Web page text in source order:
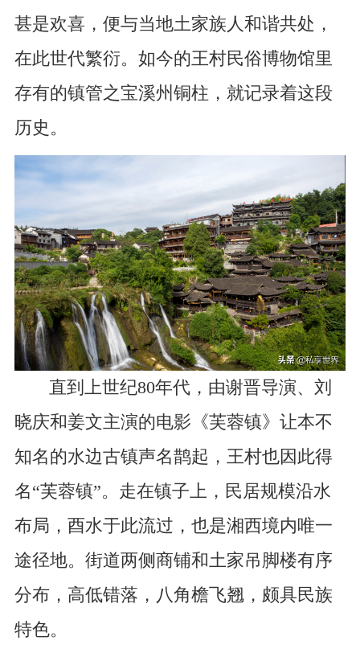
甚是欢喜，便与当地土家族人和谐共处，
在此世代繁衍。如今的王村民俗博物馆里
存有的镇管之宝溪州铜柱，就记录着这段
历史。
直到上世纪80年代，由谢晋导演、刘
晓庆和姜文主演的电影《芙蓉镇》让本不
知名的水边古镇声名鹊起，王村也因此得
名“芙蓉镇”。走在镇子上，民居规模沿水
布局，酉水于此流过，也是湘西境内唯一
途径地。街道两侧商铺和土家吊脚楼有序
分布，高低错落，八角檐飞翘，颇具民族
特色。